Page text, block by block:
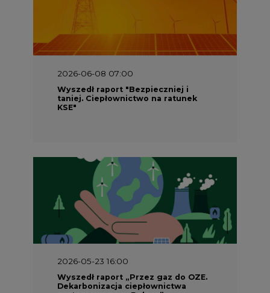
2026-06-08 07:00
Wyszedł raport "Bezpieczniej i
taniej. Ciepłownictwo na ratunek
KSE"
2026-05-23 16:00
Wyszedł raport „Przez gaz do OZE.
Dekarbonizacja ciepłownictwa